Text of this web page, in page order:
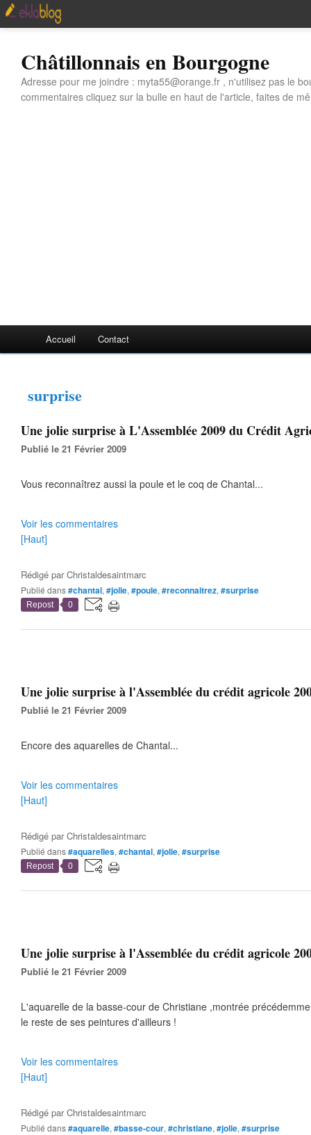
Châtillonnais en Bourgogne
Adresse pour me joindre : myta55@orange.fr , n'utilisez pas le
commentaires cliquez sur la bulle en haut de l'article, faites de
Accueil Contact
surprise
Une jolie surprise à L'Assemblée 2009 du Crédit
Publié le 21 Février 2009
Vous reconnaîtrez aussi la poule et le coq de Chantal...
Voir les commentaires
[Haut]
Rédigé parChristaldesaintmarc
Publié dans#chantal, #jolie, #poule, #reconnaitrez, #surprise
Repost 0
Une jolie surprise à l'Assemblée du crédit agricole
Publié le 21 Février 2009
Encore des aquarelles de Chantal...
Voir les commentaires
[Haut]
Rédigé parChristaldesaintmarc
Publié dans#aquarelles, #chantal, #jolie, #surprise
Repost 0
Une jolie surprise à l'Assemblée du crédit agricole
Publié le 21 Février 2009
L'aquarelle de la basse-cour de Christiane ,montrée
le reste de ses peintures d'ailleurs !
Voir les commentaires
[Haut]
Rédigé parChristaldesaintmarc
Publié dans#aquarelle, #basse-cour, #christiane, #jolie, #surprise